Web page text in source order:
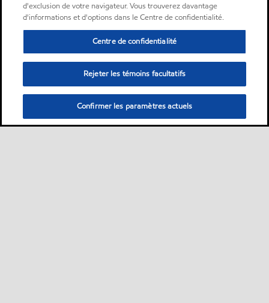
d'exclusion de votre navigateur. Vous trouverez davantage
d'informations et d'options dans le Centre de confidentialité.
Centre de confidentialité
Rejeter les témoins facultatifs
Confirmer les paramètres actuels